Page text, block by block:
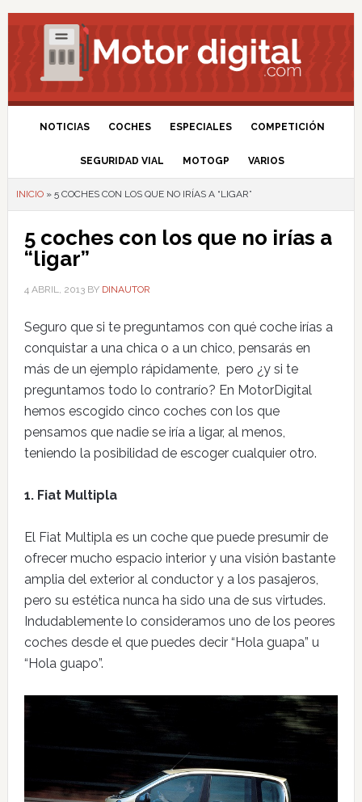
NOTICIAS COCHES ESPECIALES COMPETICIÓN
SEGURIDAD VIAL MOTOGP VARIOS
INICIO» 5 COCHES CON LOS QUE NO IRÍAS A “LIGAR”
5 coches con los que no irías a
“ligar”
4 ABRIL, 2013BY DINAUTOR
Seguro que si te preguntamos con qué coche irías a
conquistar a una chica o a un chico, pensarás en
más de un ejemplo rápidamente, pero ¿y si te
preguntamos todo lo contrarío? En MotorDigital
hemos escogido cinco coches con los que
pensamos que nadie se iría a ligar, al menos,
teniendo la posibilidad de escoger cualquier otro.
1. Fiat Multipla
El Fiat Multipla es un coche que puede presumir de
ofrecer mucho espacio interior y una visión bastante
amplia del exterior al conductor y a los pasajeros,
pero su estética nunca ha sido una de sus virtudes.
Indudablemente lo consideramos uno de los peores
coches desde el que puedes decir “Hola guapa” u
“Hola guapo”.